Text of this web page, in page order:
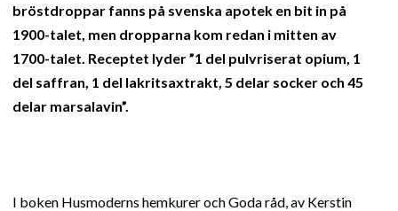
bröstdroppar fanns på svenska apotek en bit in på
1900-talet, men dropparna kom redan i mitten av
1700-talet. Receptet lyder ”1 del pulvriserat opium, 1
del saffran, 1 del lakritsaxtrakt, 5 delar socker och 45
delar marsalavin”.
I boken Husmoderns hemkurer och Goda råd, av Kerstin